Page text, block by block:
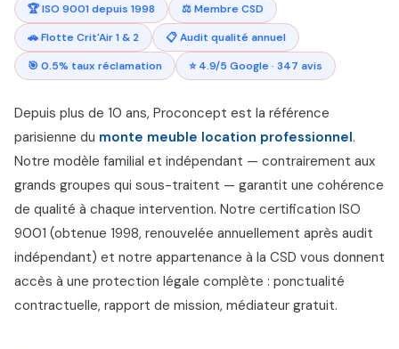
🏆 ISO 9001 depuis 1998
⚖️ Membre CSD
🚗 Flotte Crit'Air 1 & 2
📋 Audit qualité annuel
🎯 0.5% taux réclamation
⭐ 4.9/5 Google · 347 avis
Depuis plus de 10 ans, Proconcept est la référence
parisienne du monte meuble location professionnel.
Notre modèle familial et indépendant — contrairement aux
grands groupes qui sous-traitent — garantit une cohérence
de qualité à chaque intervention. Notre certification ISO
9001 (obtenue 1998, renouvelée annuellement après audit
indépendant) et notre appartenance à la CSD vous donnent
accès à une protection légale complète : ponctualité
contractuelle, rapport de mission, médiateur gratuit.